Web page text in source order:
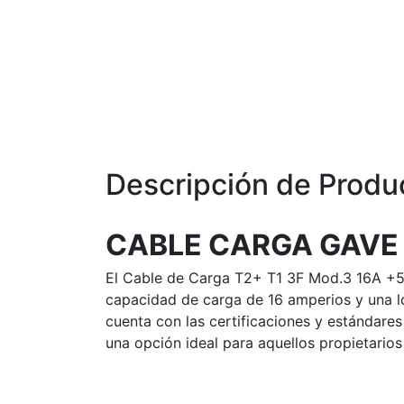
Descripción de
CABLE CARGA
El Cable de Carga T2+ T1 3F Mod.3 16A
capacidad de carga de 16 amperios y
cuenta con las certificaciones y
una opción ideal para aquellos